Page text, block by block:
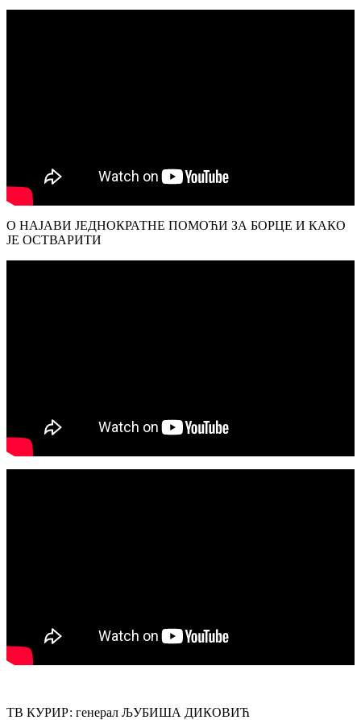
О НАЈАВИ ЈЕДНОКРАТНЕ ПОМОЋИ ЗА БОРЦЕ И КАКО
ЈЕ ОСТВАРИТИ
ТВ КУРИР: генерал ЉУБИША ДИКОВИЋ